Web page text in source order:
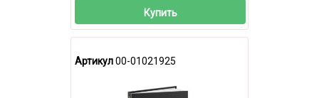
Купить
Артикул00-01021925